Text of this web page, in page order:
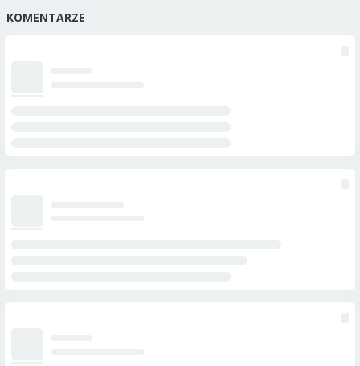
KOMENTARZE